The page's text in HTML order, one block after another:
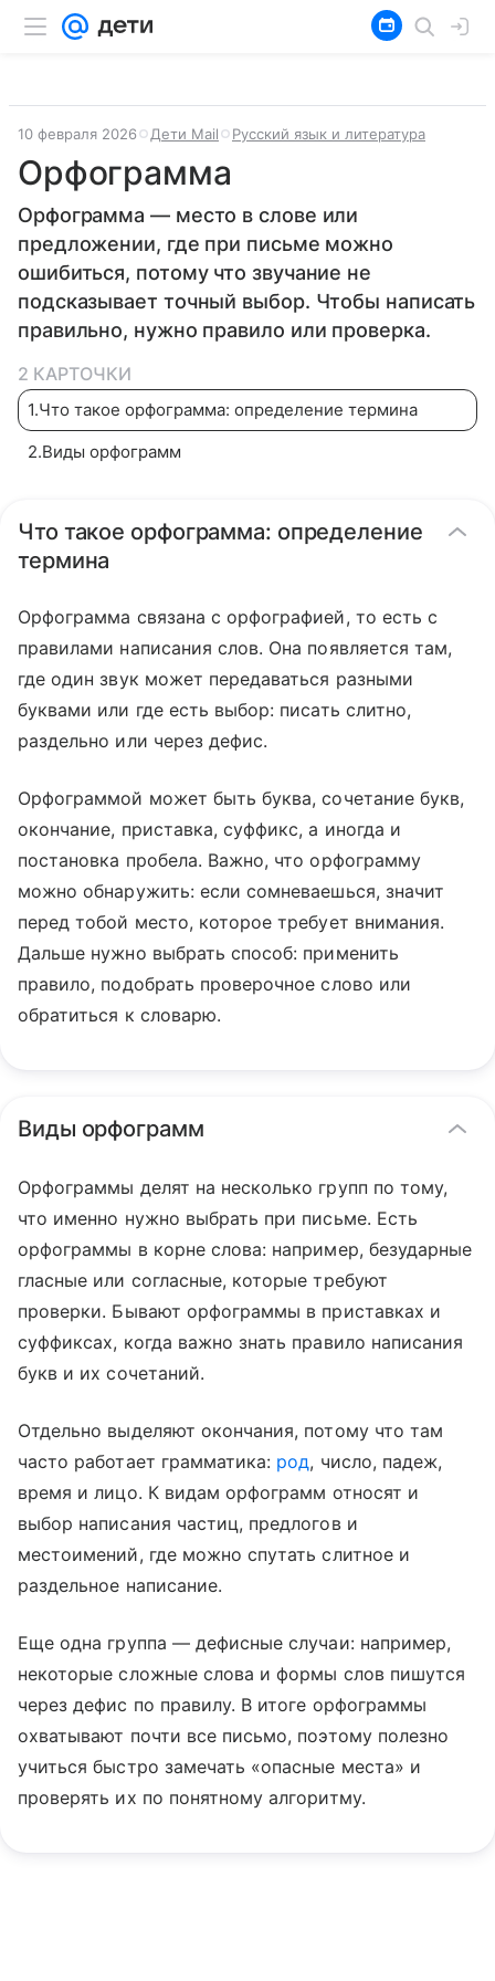
10 февраля 2026 Дети Mail Русский язык и литература
Орфограмма
Орфограмма — место в слове или
предложении, где при письме можно
ошибиться, потому что звучание не
подсказывает точный выбор. Чтобы написать
правильно, нужно правило или проверка.
2 КАРТОЧКИ
1.Что такое орфограмма: определение термина
2.Виды орфограмм
Что такое орфограмма: определение
термина
Орфограмма связана с орфографией, то есть с
правилами написания слов. Она появляется там,
где один звук может передаваться разными
буквами или где есть выбор: писать слитно,
раздельно или через дефис.
Орфограммой может быть буква, сочетание букв,
окончание, приставка, суффикс, а иногда и
постановка пробела. Важно, что орфограмму
можно обнаружить: если сомневаешься, значит
перед тобой место, которое требует внимания.
Дальше нужно выбрать способ: применить
правило, подобрать проверочное слово или
обратиться к словарю.
Виды орфограмм
Орфограммы делят на несколько групп по тому,
что именно нужно выбрать при письме. Есть
орфограммы в корне слова: например, безударные
гласные или согласные, которые требуют
проверки. Бывают орфограммы в приставках и
суффиксах, когда важно знать правило написания
букв и их сочетаний.
Отдельно выделяют окончания, потому что там
часто работает грамматика: род, число, падеж,
время и лицо. К видам орфограмм относят и
выбор написания частиц, предлогов и
местоимений, где можно спутать слитное и
раздельное написание.
Еще одна группа — дефисные случаи: например,
некоторые сложные слова и формы слов пишутся
через дефис по правилу. В итоге орфограммы
охватывают почти все письмо, поэтому полезно
учиться быстро замечать «опасные места» и
проверять их по понятному алгоритму.